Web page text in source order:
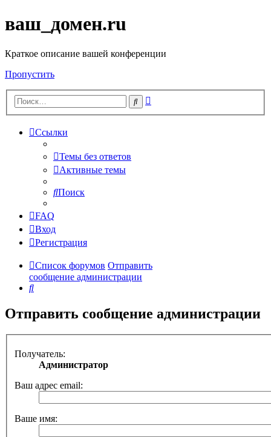
ваш_домен.ru
Краткое описание вашей конференции
Пропустить
Поиск
Ссылки
Темы без ответов
Активные темы
Поиск
FAQ
Вход
Регистрация
Список форумов Отправить
сообщение администрации
Поиск
Отправить сообщение администрации
Получатель:
Администратор
Ваш адрес email:
Ваше имя: